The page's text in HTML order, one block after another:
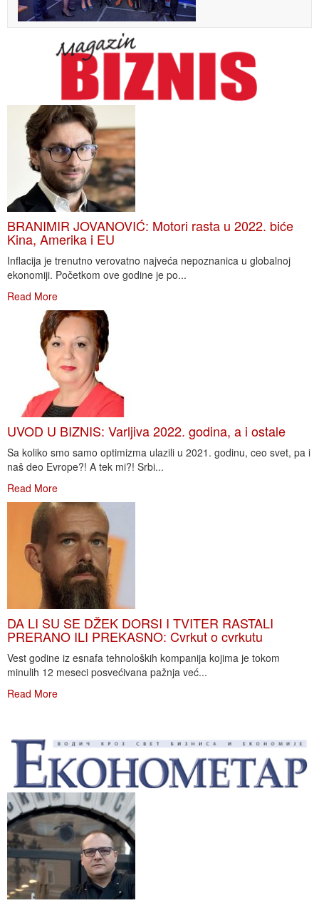
BRANIMIR JOVANOVIĆ: Motori rasta u 2022. biće
Kina, Amerika i EU
Inflacija je trenutno verovatno najveća nepoznanica u globalnoj
ekonomiji. Početkom ove godine je po...
Read More
UVOD U BIZNIS: Varljiva 2022. godina, a i ostale
Sa koliko smo samo optimizma ulazili u 2021. godinu, ceo svet, pa i
naš deo Evrope?! A tek mi?! Srbi...
Read More
DA LI SU SE DŽEK DORSI I TVITER RASTALI
PRERANO ILI PREKASNO: Cvrkut o cvrkutu
Vest godine iz esnafa tehnoloških kompanija kojima je tokom
minulih 12 meseci posvećivana pažnja već...
Read More